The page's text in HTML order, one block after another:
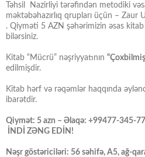
Təhsil Nazirliyi tərəfindən metodiki
məktəbəhazırlıq qrupları üçün – Zaur
. Qiyməti 5 AZN şəhərimizin əsas kitab
bilərsiniz.
Kitab “Mücrü” nəşriyyatının
edilmişdir.
Kitab hərf və rəqəmlər haqqında
ibarətdir.
Qiymət: 5 azn – Əlaqə: +99477-345-
İNDİ ZƏNG EDİN!
Nəşr göstəriciləri: 56 səhifə, A5, ağ-